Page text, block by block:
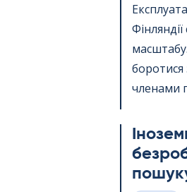
членами